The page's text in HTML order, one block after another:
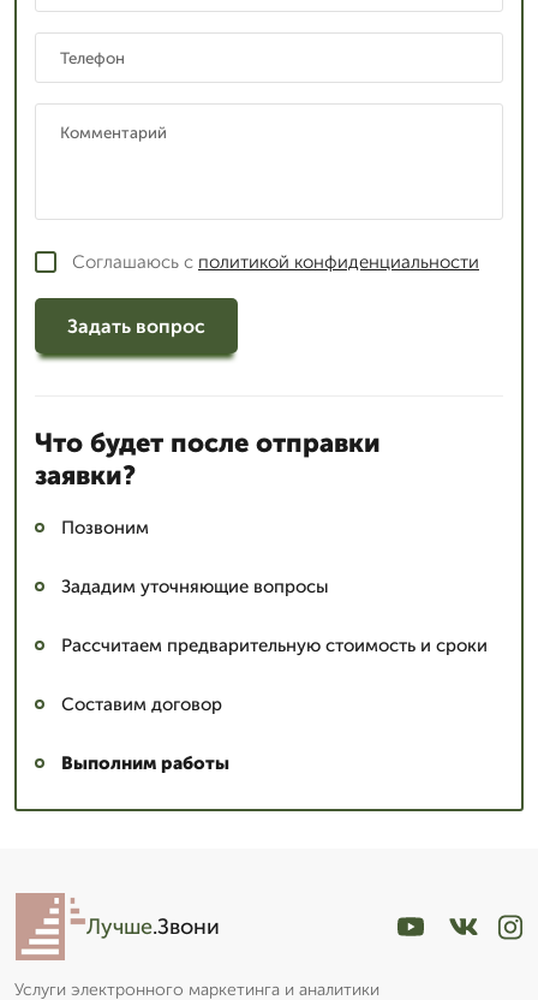
Соглашаюсь с политикой конфиденциальности
Задать вопрос
Что будет после отправки
заявки?
Позвоним
Зададим уточняющие вопросы
Рассчитаем предварительную стоимость и сроки
Составим договор
Выполним работы
Лучше.Звони
Услуги электронного маркетинга и аналитики